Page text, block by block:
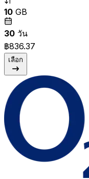
10 GB
30 วัน
฿836.37
เลือก